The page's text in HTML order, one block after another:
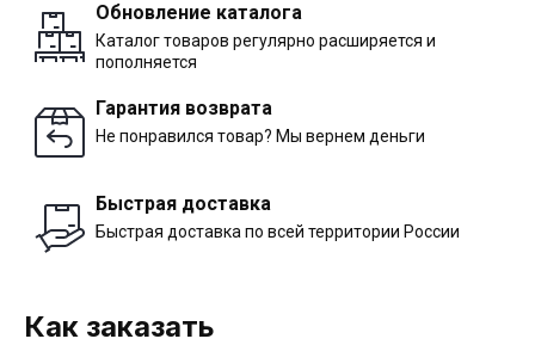
Обновление каталога
Каталог товаров регулярно расширяется и
пополняется
Гарантия возврата
Не понравился товар? Мы вернем деньги
Быстрая доставка
Быстрая доставка по всей территории России
Как заказать